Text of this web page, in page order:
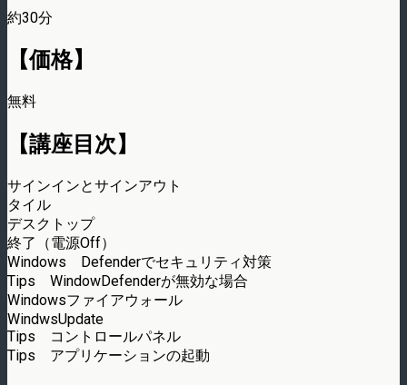
約30分
【価格】
無料
【講座目次】
サインインとサインアウト
タイル
デスクトップ
終了（電源Off）
Windows Defenderでセキュリティ対策
Tips WindowDefenderが無効な場合
Windowsファイアウォール
WindwsUpdate
Tips コントロールパネル
Tips アプリケーションの起動